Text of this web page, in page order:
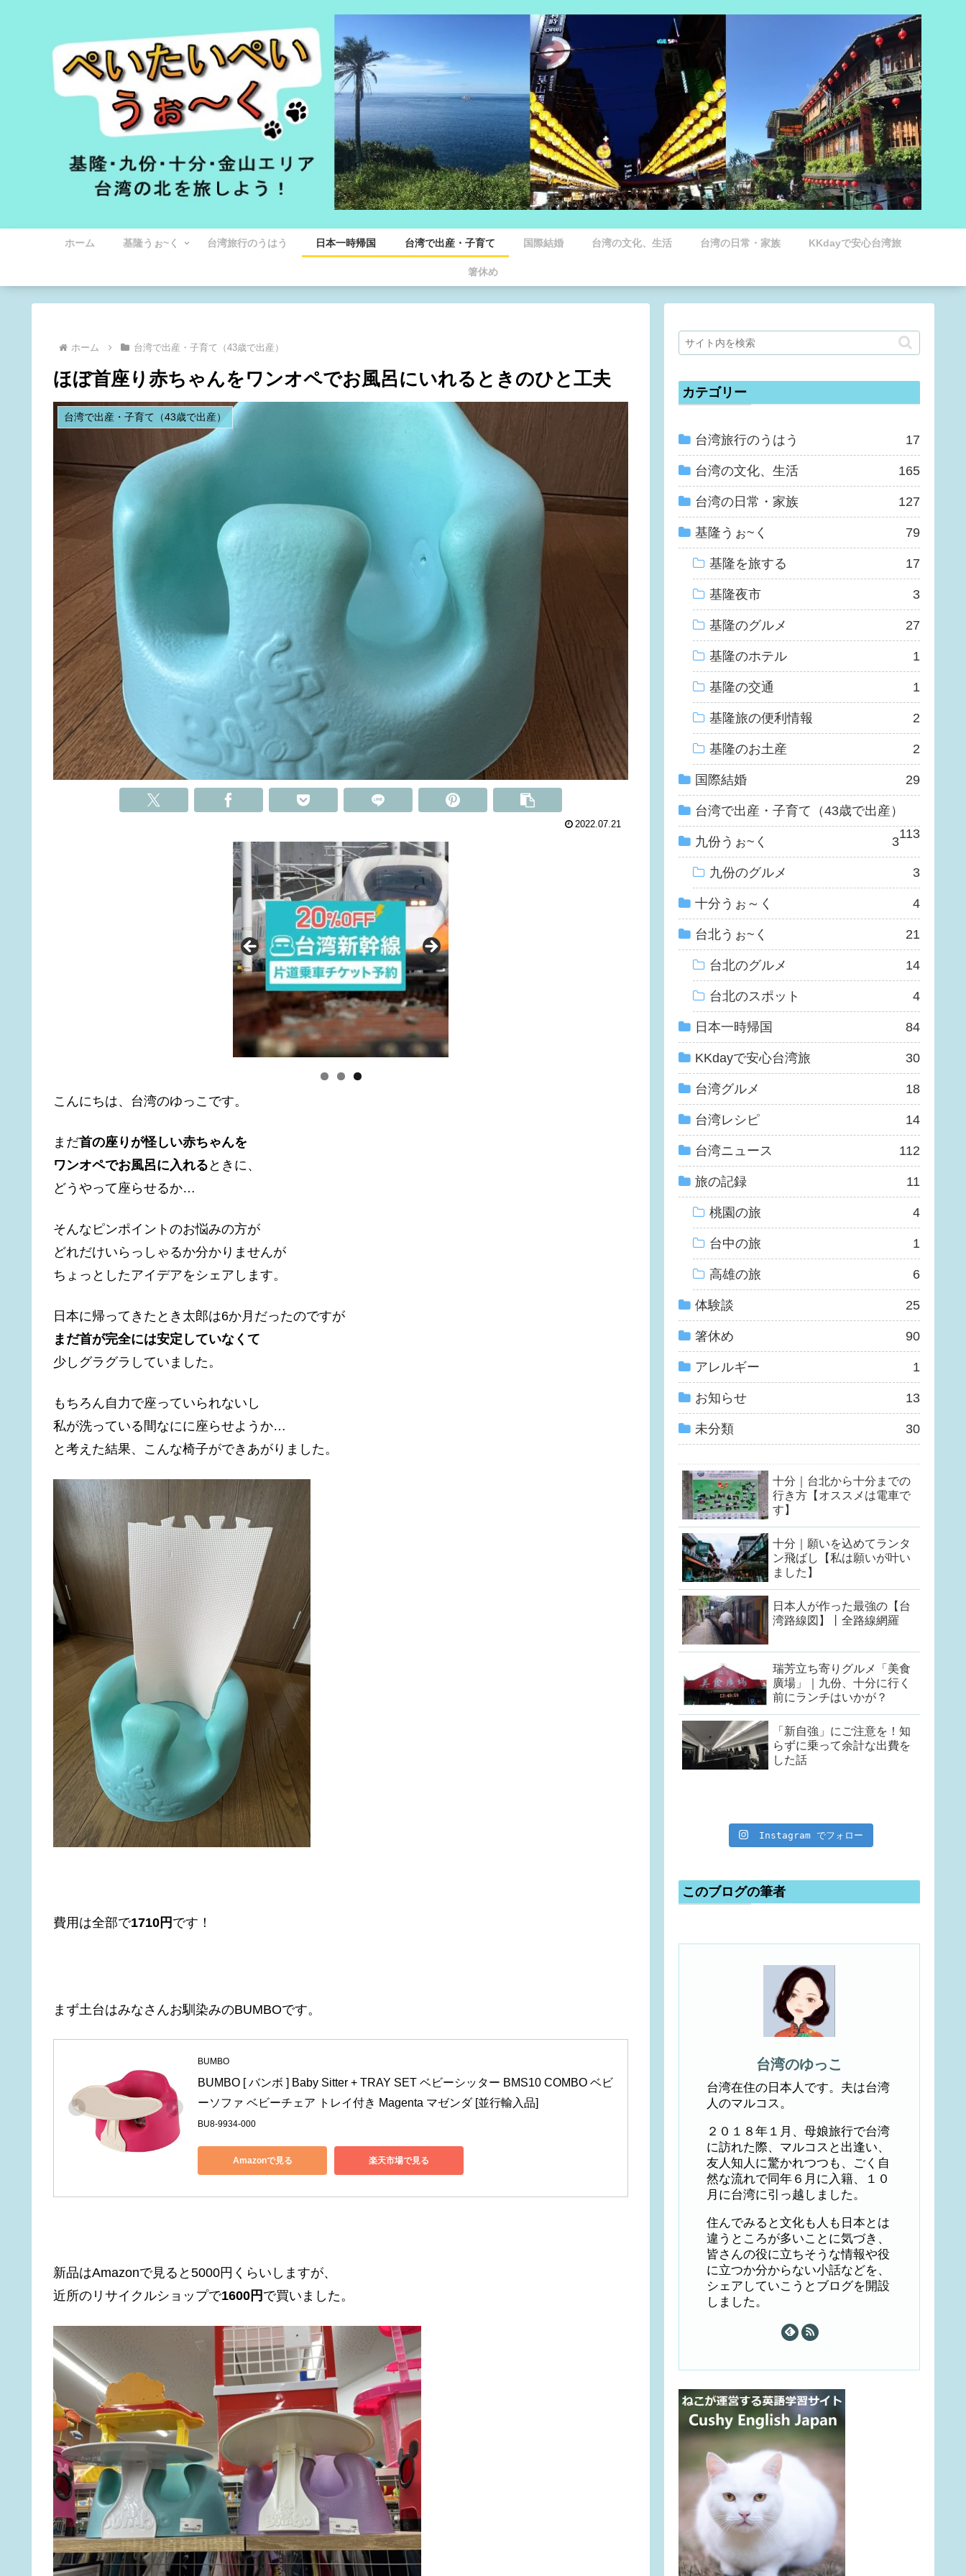
ホーム 基隆うぉ~く 台湾旅行のうはう 日本一時帰国 台湾で出産・子育て 国際結婚 台湾の文化、生活 台湾の日常・家族 KKdayで安心台湾旅
箸休め
ホーム 台湾で出産・子育て（43歳で出産）
ほぼ首座り赤ちゃんをワンオペでお風呂にいれるときのひと工夫
台湾で出産・子育て（43歳で出産）
2022.07.21
こんにちは、台湾のゆっこです。
まだ首の座りが怪しい赤ちゃんを
ワンオペでお風呂に入れる ときに、
どうやって座らせるか…
そんなピンポイントのお悩みの方が
どれだけいらっしゃるか分かりませんが
ちょっとしたアイデアをシェアします。
日本に帰ってきたとき太郎は6か月だったのですが
まだ首が完全には安定していなくて
少しグラグラしていました。
もちろん自力で座っていられないし
私が洗っている間なにに座らせようか…
と考えた結果、こんな椅子ができあがりました。
費用は全部で1710円 です！
まず土台はみなさんお馴染みのBUMBOです。
BUMBO
BUMBO [ バンボ ] Baby Sitter + TRAY SET ベビーシッター BMS10 COMBO ベビ
ーソファ ベビーチェア トレイ付き Magenta マゼンダ [並行輸入品]
BU8-9934-000
Amazonで見る 楽天市場で見る
新品はAmazonで見ると5000円くらいしますが、
近所のリサイクルショップで1600円 で買いました。
カテゴリー
台湾旅行のうはう 17
台湾の文化、生活 165
台湾の日常・家族 127
基隆うぉ~く 79
基隆を旅する 17
基隆夜市 3
基隆のグルメ 27
基隆のホテル 1
基隆の交通 1
基隆旅の便利情報 2
基隆のお土産 2
国際結婚 29
台湾で出産・子育て（43歳で出産）
113
九份うぉ~く 3
九份のグルメ 3
十分うぉ～く 4
台北うぉ~く 21
台北のグルメ 14
台北のスポット 4
日本一時帰国 84
KKdayで安心台湾旅 30
台湾グルメ 18
台湾レシピ 14
台湾ニュース 112
旅の記録 11
桃園の旅 4
台中の旅 1
高雄の旅 6
体験談 25
箸休め 90
アレルギー 1
お知らせ 13
未分類 30
十分｜台北から十分までの
行き方【オススメは電車で
す】
十分｜願いを込めてランタ
ン飛ばし【私は願いが叶い
ました】
日本人が作った最強の【台
湾路線図】丨全路線網羅
瑞芳立ち寄りグルメ「美食
廣場」｜九份、十分に行く
前にランチはいかが？
「新自強」にご注意を！知
らずに乗って余計な出費を
した話
Instagram でフォロー
このブログの筆者
台湾のゆっこ
台湾在住の日本人です。夫は台湾
人のマルコス。
２０１８年１月、母娘旅行で台湾
に訪れた際、マルコスと出逢い、
友人知人に驚かれつつも、ごく自
然な流れで同年６月に入籍、１０
月に台湾に引っ越しました。
住んでみると文化も人も日本とは
違うところが多いことに気づき、
皆さんの役に立ちそうな情報や役
に立つか分からない小話などを、
シェアしていこうとブログを開設
しました。